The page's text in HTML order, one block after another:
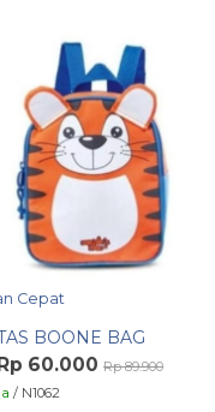
Cepat
BOONE BAG
60.000 Rp 89.900
/ N1062